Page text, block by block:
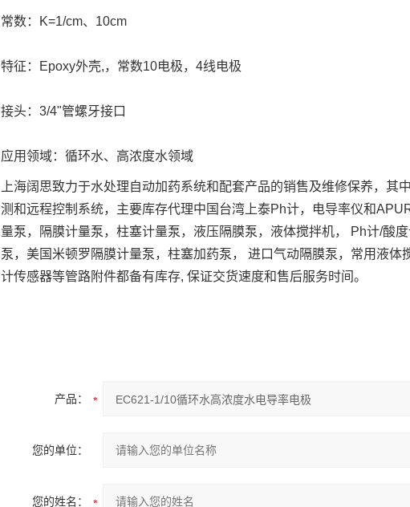
常数：K=1/cm、10cm
特征：Epoxy外壳,，常数10电极，4线电极
接头：3/4"管螺牙接口
应用领域：循环水、高浓度水领域
上海阔思致力于水处理自动加药系统和配套产品的销售及维修保养，
测和远程控制系统，主要库存代理中国台湾上泰Ph计，电导率仪和
量泵，隔膜计量泵，柱塞计量泵，液压隔膜泵，液体搅拌机， Ph计/酸
泵，美国米顿罗隔膜计量泵，柱塞加药泵， 进口气动隔膜泵，常用液
计传感器等管路附件都备有库存, 保证交货速度和售后服务时间。
产品：
您的单位：
您的姓名：